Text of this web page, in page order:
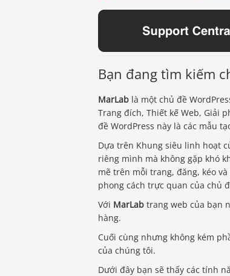
Bạn đang tìm kiếm
MarLab là một chủ đề
Trang đích, Thiết kế Web, Giải
đề WordPress này là các mẫu
Dựa trên Khung siêu linh hoạt
riêng mình mà không gặp khó
mẽ trên mỗi trang, đăng, kéo
phong cách trực quan của chủ
Với MarLab trang web của bạn
hàng.
Cuối cùng nhưng không kém
của chúng tôi.
Dưới đây bạn sẽ thấy các tính